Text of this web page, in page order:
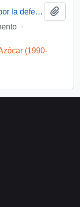
[Miembro de Amnistía Internacional por la defensa de los detenidos desaparecidos en Chile felicita por la creación de la Comisión de de Verdad y Reconciliación]
·
(1990-